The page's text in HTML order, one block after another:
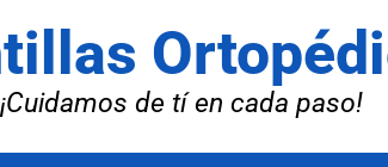
¡Cuidamos de tí en cada paso!